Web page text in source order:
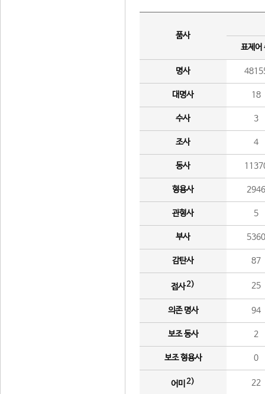
품사
표제어
명사
대명사 18
수사 3
조사 4
동사
형용사 2946
관형사 5
부사 5360
감탄사 87
접사2) 25
의존 명사 94
보조 동사 2
보조 형용사 0
어미 2) 22